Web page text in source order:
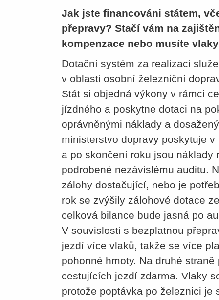
Jak jste financováni státem,
přepravy? Stačí vám na
kompenzace nebo musíte
Dotační systém za realizaci
v oblasti osobní železniční
Stát si objedná výkony v rámci
jízdného a poskytne dotaci na
oprávněnými náklady a
ministerstvo dopravy poskytuje
a po skončení roku jsou náklady
podrobené nezávislému auditu.
zálohy dostačující, nebo je
rok se zvýšily zálohové dotace
celková bilance bude jasná po
V souvislosti s bezplatnou
jezdí více vlaků, takže se více
pohonné hmoty. Na druhé
cestujících jezdí zdarma. Vlaky
protože poptávka po železnici je